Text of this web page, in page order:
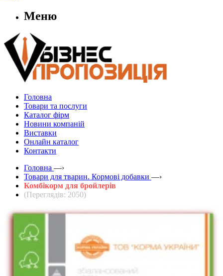
Меню
Головна
Товари та послуги
Каталог фірм
Новини компаній
Виставки
Онлайн каталог
Контакти
Головна —›
Товари для тварин. Кормові добавки —›
Комбікорм для бройлерів
(Переглядів: 2050)